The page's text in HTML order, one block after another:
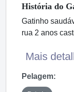
História do
Gatinho
rua 2 anos
Mais
Pelagem: